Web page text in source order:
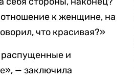
к женщине, на
что красивая?»
и
— заключила